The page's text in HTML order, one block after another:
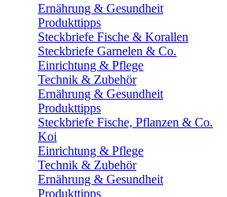
Ernährung & Gesundheit
Produkttipps
Steckbriefe Fische & Korallen
Steckbriefe Garnelen & Co.
Einrichtung & Pflege
Technik & Zubehör
Ernährung & Gesundheit
Produkttipps
Steckbriefe Fische, Pflanzen & Co.
Koi
Einrichtung & Pflege
Technik & Zubehör
Ernährung & Gesundheit
Produkttipps